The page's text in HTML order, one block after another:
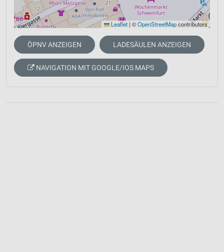
Leaflet | ©OpenStreetMapcontributors
ÖPNV ANZEIGEN LADESÄULEN ANZEIGEN
NAVIGATION MIT GOOGLE/IOS MAPS